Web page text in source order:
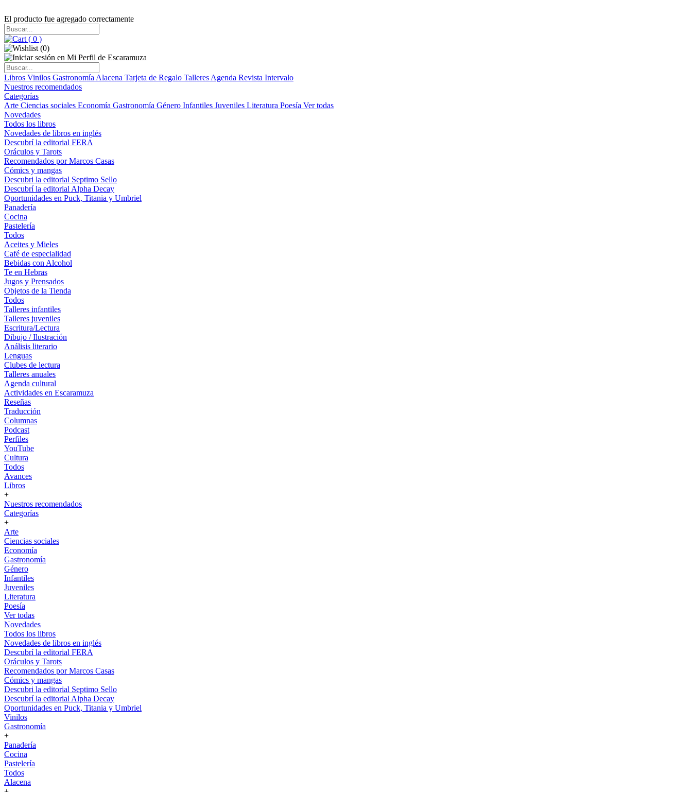
El producto fue agregado correctamente
( 0 )
(0)
Libros Vinilos Gastronomía Alacena Tarjeta de Regalo Talleres Agenda Revista Intervalo
Nuestros recomendados
Categorías
Arte Ciencias sociales Economía Gastronomía Género Infantiles Juveniles Literatura Poesía Ver todas
Novedades
Todos los libros
Novedades de libros en inglés
Descubrí la editorial FERA
Oráculos y Tarots
Recomendados por Marcos Casas
Cómics y mangas
Descubri la editorial Septimo Sello
Descubrí la editorial Alpha Decay
Oportunidades en Puck, Titania y Umbriel
Panadería
Cocina
Pastelería
Todos
Aceites y Mieles
Café de especialidad
Bebidas con Alcohol
Te en Hebras
Jugos y Prensados
Objetos de la Tienda
Todos
Talleres infantiles
Talleres juveniles
Escritura/Lectura
Dibujo / Ilustración
Análisis literario
Lenguas
Clubes de lectura
Talleres anuales
Agenda cultural
Actividades en Escaramuza
Reseñas
Traducción
Columnas
Podcast
Perfiles
YouTube
Cultura
Todos
Avances
Libros
+
Nuestros recomendados
Categorías
+
Arte
Ciencias sociales
Economía
Gastronomía
Género
Infantiles
Juveniles
Literatura
Poesía
Ver todas
Novedades
Todos los libros
Novedades de libros en inglés
Descubrí la editorial FERA
Oráculos y Tarots
Recomendados por Marcos Casas
Cómics y mangas
Descubri la editorial Septimo Sello
Descubrí la editorial Alpha Decay
Oportunidades en Puck, Titania y Umbriel
Vinilos
Gastronomía
+
Panadería
Cocina
Pastelería
Todos
Alacena